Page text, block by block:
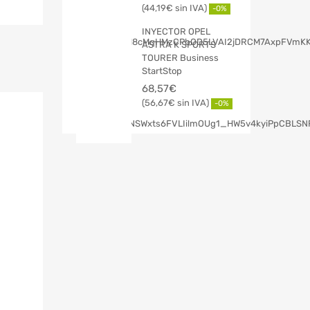
44,19€ -0%
INYECTOR OPEL
ASTRA K SPORTS
TOURER Business
StartStop
68,57€
56,67€ -0%